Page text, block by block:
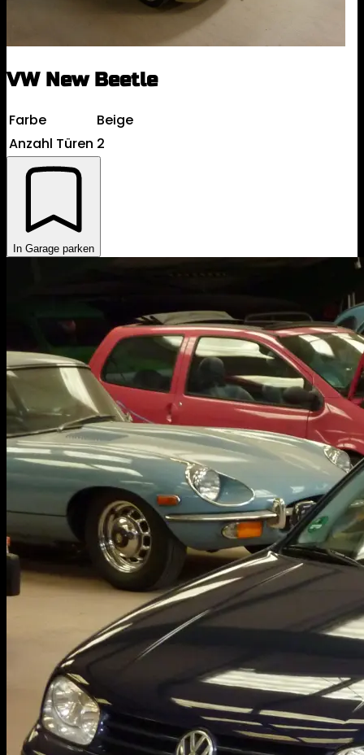
VW New Beetle
Farbe
Beige
Anzahl Türen 2
In Garage parken